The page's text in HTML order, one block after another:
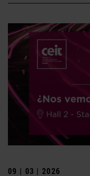
09 | 03 | 2026